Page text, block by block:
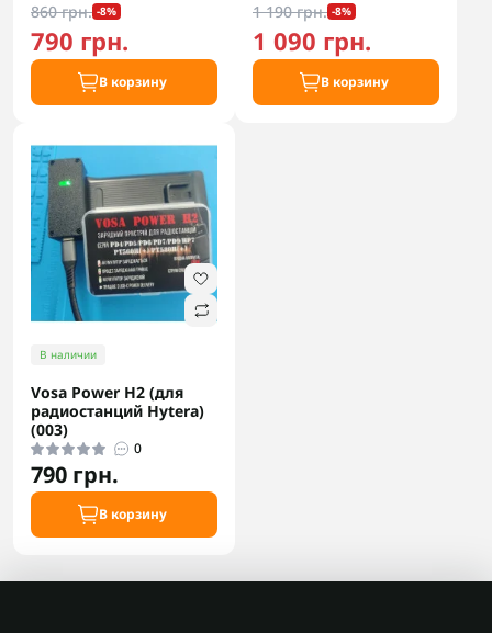
860 грн. -8%
790 грн.
В корзину
1 190 грн. -8%
1 090 грн.
В корзину
В наличии
Vosa Power H2 (для
радиостанций Hytera)
(003)
0
790 грн.
В корзину